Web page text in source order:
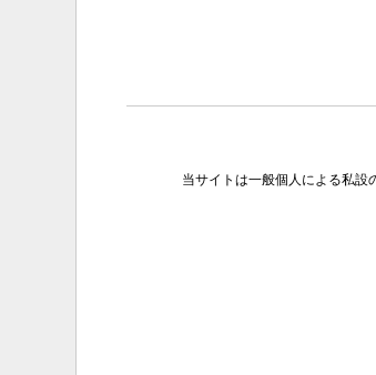
当サイトは一般個人による私設